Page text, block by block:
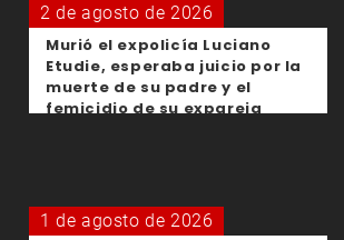
2 de agosto de 2026
Murió el expolicía Luciano
Etudie, esperaba juicio por la
muerte de su padre y el
femicidio de su expareja
1 de agosto de 2026